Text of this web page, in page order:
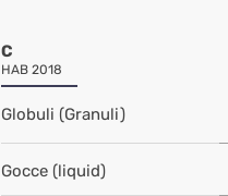
C
HAB 2018
Globuli (Granuli)
Gocce (liquid)